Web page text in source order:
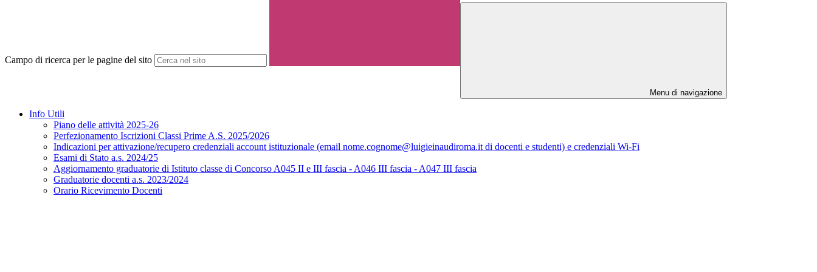
Campo di ricerca per le pagine del sito
Menu di navigazione
Info Utili
Piano delle attività 2025-26
Perfezionamento Iscrizioni Classi Prime A.S. 2025/2026
Indicazioni per attivazione/recupero credenziali account istituzionale (email nome.cognome@luigieinaudiroma.it di docenti e studenti) e credenziali Wi-Fi
Esami di Stato a.s. 2024/25
Aggiornamento graduatorie di Istituto classe di Concorso A045 II e III fascia - A046 III fascia - A047 III fascia
Graduatorie docenti a.s. 2023/2024
Orario Ricevimento Docenti